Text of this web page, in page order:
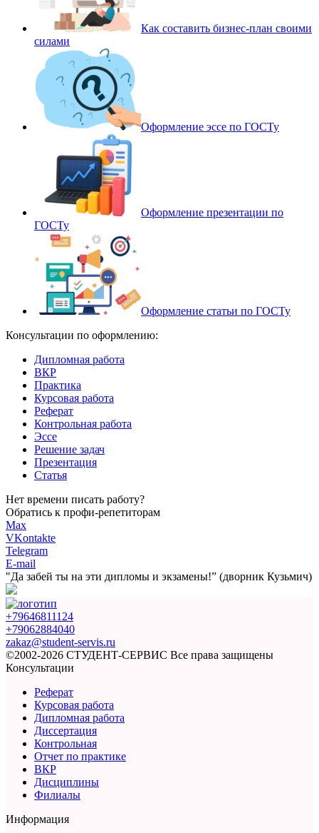
Как составить бизнес-план своими
силами
Оформление эссе по ГОСТу
Оформление презентации по
ГОСТу
Оформление статьи по ГОСТу
Консультации по оформлению:
Дипломная работа
ВКР
Практика
Курсовая работа
Реферат
Контрольная работа
Эссе
Решение задач
Презентация
Статья
Нет времени писать работу?
Обратись к профи-репетиторам
Max
VKontakte
Telegram
E-mail
"Да забей ты на эти дипломы и экзамены!” (дворник Кузьмич)
+79646811124
+79062884040
zakaz@student-servis.ru
©2002-2026 СТУДЕНТ-СЕРВИС Все права защищены
Консультации
Реферат
Курсовая работа
Дипломная работа
Диссертация
Контрольная
Отчет по практике
ВКР
Дисциплины
Филиалы
Информация